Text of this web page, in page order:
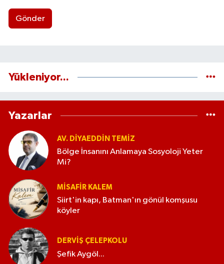
Gönder
Yükleniyor...
Yazarlar
AV. DIYAEDDIN TEMIZ
Bölge İnsanını Anlamaya Sosyoloji Yeter
Mi?
MISAFIR KALEM
Siirt'in kapı, Batman'ın gönül komşusu
köyler
DERVIŞ ÇELEPKOLU
Şefik Aygöl...